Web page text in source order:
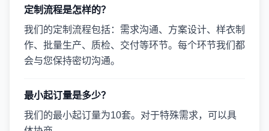
定制流程是怎样的？
我们的定制流程包括：需求沟通、方案设计、样衣制
作、批量生产、质检、交付等环节。每个环节我们都
会与您保持密切沟通。
最小起订量是多少？
我们的最小起订量为10套。对于特殊需求，可以具